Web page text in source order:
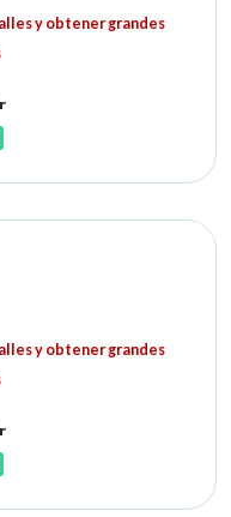
y obtener grandes
y obtener grandes